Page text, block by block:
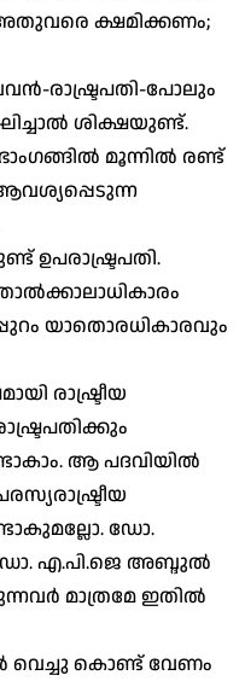
അതുവരെ ക്ഷമിക്കണം;
രാഷ്ട്രപതി-പോലും
ശിക്ഷയുണ്ട്.
മൂന്നില്‍ രണ്ട്
ഉപരാഷ്ട്രപതി.
യാതൊരധികാരവും
രാഷ്ട്രീയ
ആ പദവിയില്‍
ഡോ.
എ.പി.ജെ അബ്ദുല്‍
മാത്രമേ ഇതില്‍
വെച്ചു കൊണ്ട് വേണം